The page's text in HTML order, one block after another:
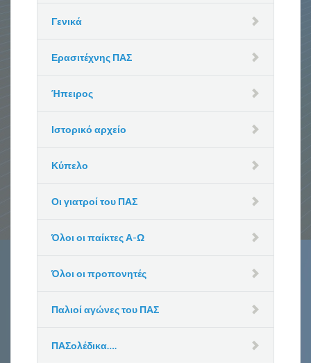
Γενικά
Ερασιτέχνης ΠΑΣ
Ήπειρος
Ιστορικό αρχείο
Κύπελο
Οι γιατροί του ΠΑΣ
Όλοι οι παίκτες Α-Ω
Όλοι οι προπονητές
Παλιοί αγώνες του ΠΑΣ
ΠΑΣολέδικα….